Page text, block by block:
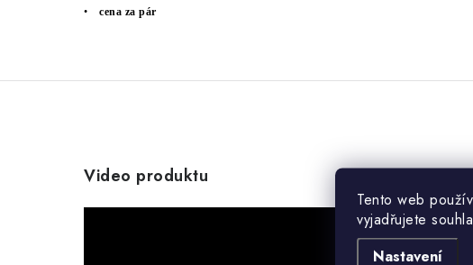
Tento web
vyjadřujete
Nastavení
• cena za pár
Video produktu